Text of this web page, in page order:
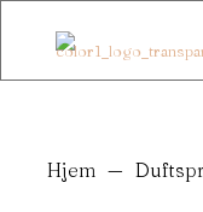
Hjem —